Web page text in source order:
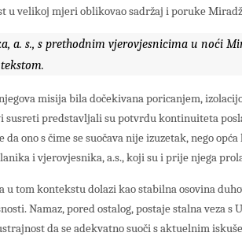
u velikoj mjeri oblikovao sadržaj i poruke
a. s., s prethodnim vjerovjesnicima u noći
misija bila dočekivana poricanjem,
susreti predstavljali su potvrdu kontinuiteta
da ono s čime se suočava nije izuzetak, nego
i vjerovjesnika, a.s., koji su i prije njega
u tom kontekstu dolazi kao stabilna osovina
Namaz, pored ostalog, postaje stalna veza s
da se adekvatno suoči s aktuelnim